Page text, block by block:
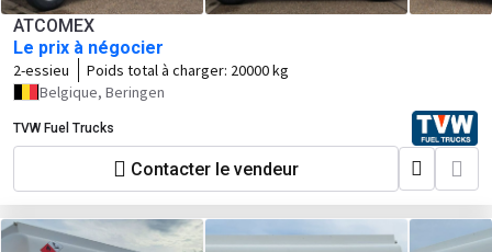
ATCOMEX
Le prix à négocier
2-essieu Poids total à charger: 20000 kg
Belgique, Beringen
TVW Fuel Trucks
Contacter le vendeur